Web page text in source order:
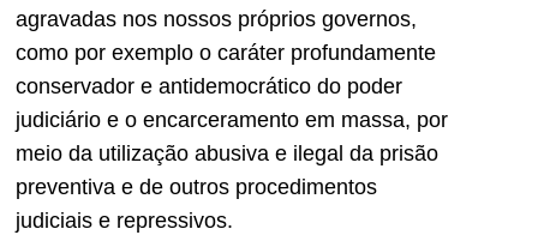
agravadas nos nossos próprios governos,
como por exemplo o caráter profundamente
conservador e antidemocrático do poder
judiciário e o encarceramento em massa, por
meio da utilização abusiva e ilegal da prisão
preventiva e de outros procedimentos
judiciais e repressivos.